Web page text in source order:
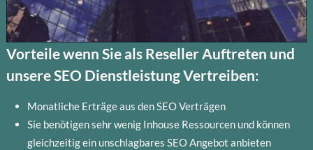
Vorteile wenn Sie als Reseller Auftreten und
unsere SEO Dienstleistung Vertreiben:
Monatliche Erträge aus den SEO Verträgen
Sie benötigen sehr wenig Inhouse Ressourcen und können
gleichzeitig ein unschlagbares SEO Angebot anbieten